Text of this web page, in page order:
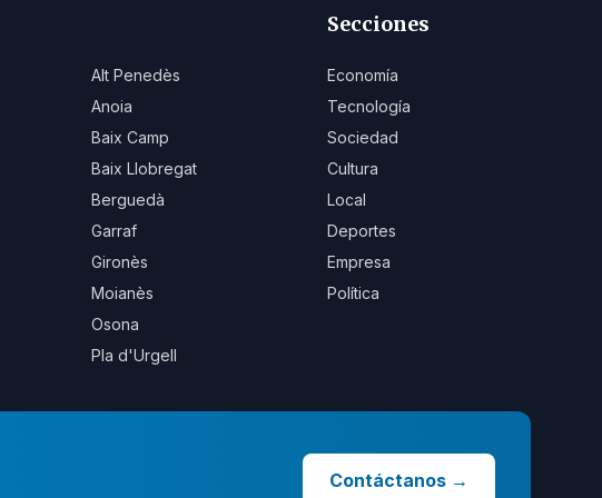
Alt Penedès
Anoia
Baix Camp
Baix Llobregat
Berguedà
Garraf
Gironès
Moianès
Osona
Pla d'Urgell
Secciones
Economía
Tecnología
Sociedad
Cultura
Local
Deportes
Empresa
Política
Contáctanos →